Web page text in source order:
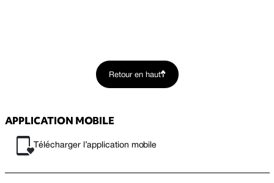
Retour en haut
APPLICATION MOBILE
Télécharger l’application mobile